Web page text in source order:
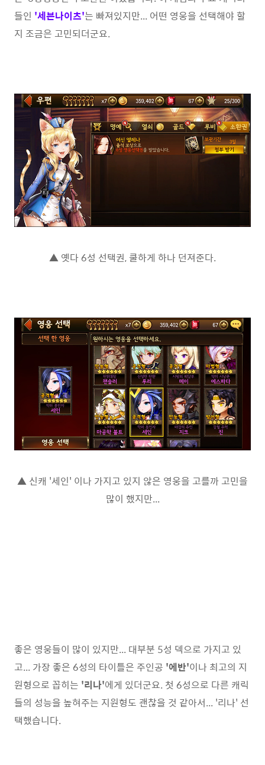
들인 '세븐나이츠'는 빠져있지만... 어떤 영웅을 선택해야 할
지 조금은 고민되더군요.
▲ 옛다 6성 선택권, 쿨하게 하나 던져준다.
▲ 신캐 '세인' 이나 가지고 있지 않은 영웅을 고를까 고민을
많이 했지만...
좋은 영웅들이 많이 있지만... 대부분 5성 덱으로 가지고 있
고... 가장 좋은 6성의 타이틀은 주인공 '에반'이나 최고의 지
원형으로 꼽히는 '리나'에게 있더군요. 첫 6성으로 다른 캐릭
들의 성능을 높혀주는 지원형도 괜찮을 것 같아서... '리나' 선
택했습니다.